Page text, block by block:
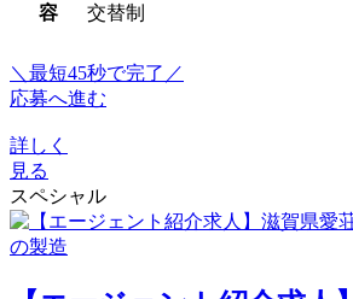
容
交替制
＼最短45秒で完了／
応募へ進む
詳しく
見る
スペシャル